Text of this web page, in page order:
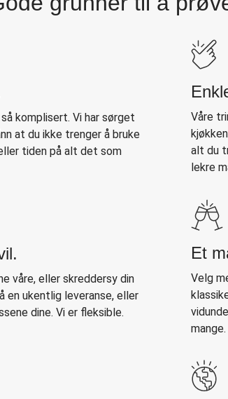
komplisert. Vi har sørget
at du ikke trenger å bruke
tiden på alt det som
Våre
alt du
lekre
våre, eller skreddersy din
en ukentlig leveranse, eller
dine. Vi er fleksible.
Et
Velg
mange.